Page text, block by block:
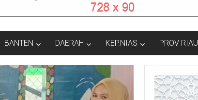
BANTEN DAERAH KEP.NIAS PROV RIAU